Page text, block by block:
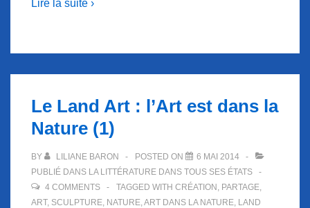
Lire la suite ›
Le Land Art : l’Art est dans la
Nature (1)
BY LILIANE BARON POSTED ON
6 MAI 2014
PUBLIÉ DANS LA LITTÉRATURE DANS TOUS SES ÉTATS
4 COMMENTS
TAGGED WITH CRÉATION , PARTAGE,
ART, SCULPTURE, NATURE,ART DANS LA NATURE, LAND